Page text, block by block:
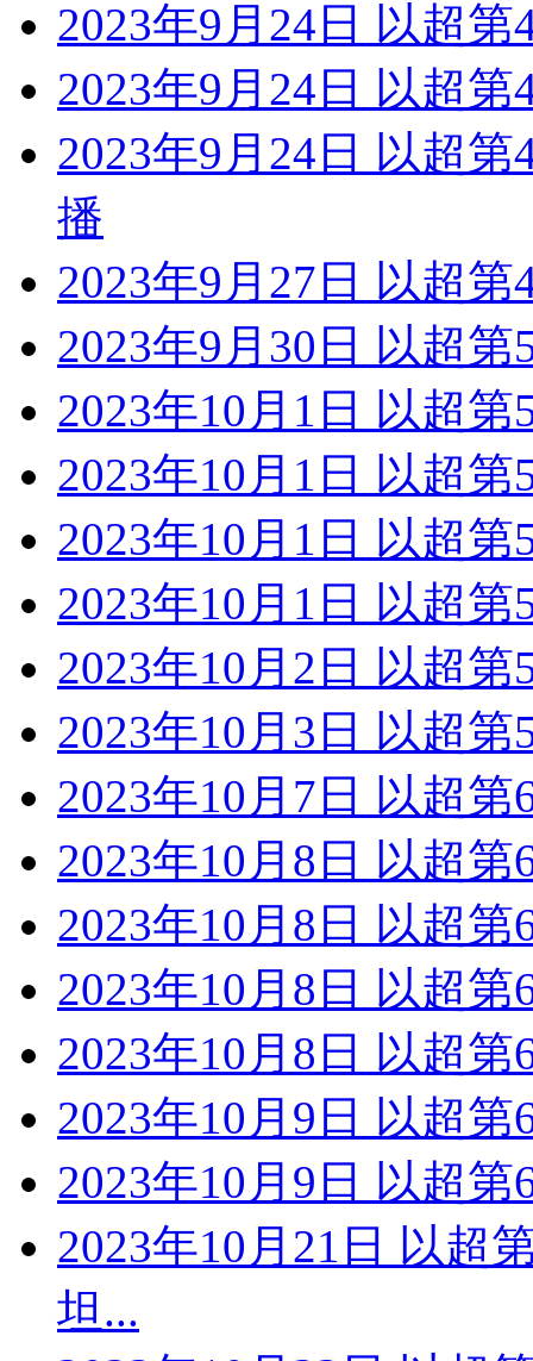
2023年9月24日 以超
2023年9月24日 以超
2023年9月24日 以超
播
2023年9月27日 以超
2023年9月30日 以超
2023年10月1日 以超
2023年10月1日 以超
2023年10月1日 以超
2023年10月1日 以超
2023年10月2日 以超
2023年10月3日 以超
2023年10月7日 以超
2023年10月8日 以超
2023年10月8日 以超
2023年10月8日 以超
2023年10月8日 以超
2023年10月9日 以超
2023年10月9日 以超
2023年10月21日 以超
坦...